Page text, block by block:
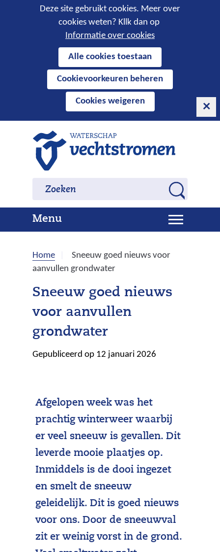
Cookies
toestaan?
Deze site gebruikt cookies. Meer over
cookies weten? Kllk dan op
Informatie over cookies
cookies
deze
website
worden
toegestaan
geweigerd.
Alle cookies toestaan
Cookievoorkeuren beheren
Cookies weigeren
naar
o
e
k
e
n
Zoeken Zoeken
MenuU
i
l
p
e
n
Home
Sneeuw goed nieuws voor
aanvullen grondwater
Sneeuw goed nieuws
voor aanvullen
grondwater
Gepubliceerd op 12 januari 2026
Afgelopen week was het
prachtig winterweer waarbij
er veel sneeuw is gevallen. Dit
leverde mooie plaatjes op.
Inmiddels is de dooi ingezet
en smelt de sneeuw
geleidelijk. Dit is goed nieuws
voor ons. Door de sneeuwval
zit er weinig vorst in de grond.